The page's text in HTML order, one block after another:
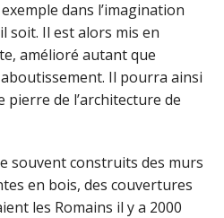
dans l’imagination
soit. Il est alors mis en
amélioré autant que
aboutissement. Il pourra ainsi
de l’architecture de
souvent construits des murs
en bois, des couvertures
les Romains il y a 2000